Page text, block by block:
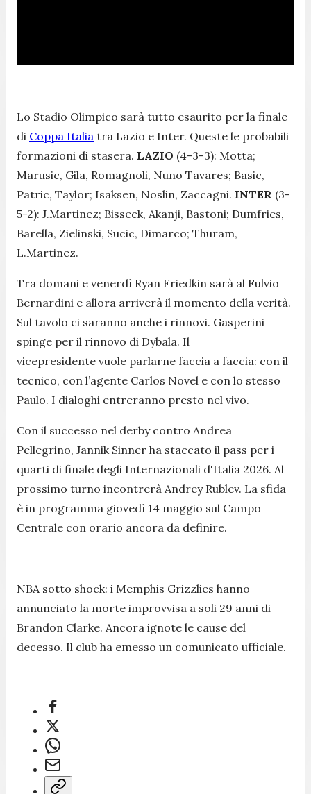
Lo Stadio Olimpico sarà tutto esaurito per la finale
di Coppa Italia tra Lazio e Inter. Queste le probabili
formazioni di stasera. LAZIO (4-3-3): Motta;
Marusic, Gila, Romagnoli, Nuno Tavares; Basic,
Patric, Taylor; Isaksen, Noslin, Zaccagni. INTER (3-
5-2): J.Martinez; Bisseck, Akanji, Bastoni; Dumfries,
Barella, Zielinski, Sucic, Dimarco; Thuram,
L.Martinez.
Tra domani e venerdì Ryan Friedkin sarà al Fulvio
Bernardini e allora arriverà il momento della verità.
Sul tavolo ci saranno anche i rinnovi. Gasperini
spinge per il rinnovo di Dybala. Il
vicepresidente vuole parlarne faccia a faccia: con il
tecnico, con l’agente Carlos Novel e con lo stesso
Paulo. I dialoghi entreranno presto nel vivo.
Con il successo nel derby contro Andrea
Pellegrino, Jannik Sinner ha staccato il pass per i
quarti di finale degli Internazionali d'Italia 2026. Al
prossimo turno incontrerà Andrey Rublev. La sfida
è in programma giovedì 14 maggio sul Campo
Centrale con orario ancora da definire.
NBA sotto shock: i Memphis Grizzlies hanno
annunciato la morte improvvisa a soli 29 anni di
Brandon Clarke. Ancora ignote le cause del
decesso. Il club ha emesso un comunicato ufficiale.